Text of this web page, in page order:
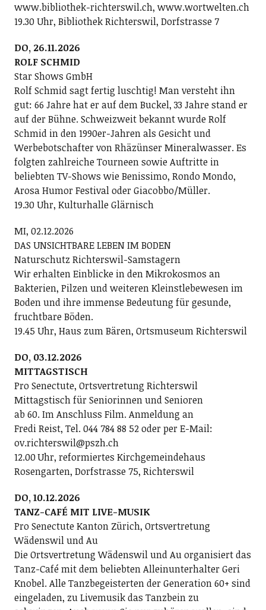
www.bibliothek-richterswil.ch, www.wortwelten.ch
19.30 Uhr, Bibliothek Richterswil, Dorfstrasse 7
DO, 26.11.2026
ROLF SCHMID
Star Shows GmbH
Rolf Schmid sagt fertig luschtig! Man versteht ihn
gut: 66 Jahre hat er auf dem Buckel, 33 Jahre stand er
auf der Bühne. Schweizweit bekannt wurde Rolf
Schmid in den 1990er-Jahren als Gesicht und
Werbebotschafter von Rhäzünser Mineralwasser. Es
folgten zahlreiche Tourneen sowie Auftritte in
beliebten TV-Shows wie Benissimo, Rondo Mondo,
Arosa Humor Festival oder Giacobbo/Müller.
19.30 Uhr, Kulturhalle Glärnisch
MI, 02.12.2026
DAS UNSICHTBARE LEBEN IM BODEN
Naturschutz Richterswil-Samstagern
Wir erhalten Einblicke in den Mikrokosmos an
Bakterien, Pilzen und weiteren Kleinstlebewesen im
Boden und ihre immense Bedeutung für gesunde,
fruchtbare Böden.
19.45 Uhr, Haus zum Bären, Ortsmuseum Richterswil
DO, 03.12.2026
MITTAGSTISCH
Pro Senectute, Ortsvertretung Richterswil
Mittagstisch für Seniorinnen und Senioren
ab 60. Im Anschluss Film. Anmeldung an
Fredi Reist, Tel. 044 784 88 52 oder per E-Mail:
ov.richterswil@pszh.ch
12.00 Uhr, reformiertes Kirchgemeindehaus
Rosengarten, Dorfstrasse 75, Richterswil
DO, 10.12.2026
TANZ-CAFÉ MIT LIVE-MUSIK
Pro Senectute Kanton Zürich, Ortsvertretung
Wädenswil und Au
Die Ortsvertretung Wädenswil und Au organisiert das
Tanz-Café mit dem beliebten Alleinunterhalter Geri
Knobel. Alle Tanzbegeisterten der Generation 60+ sind
eingeladen, zu Livemusik das Tanzbein zu